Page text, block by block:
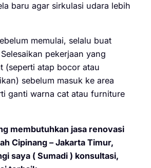
baru agar sirkulasi udara lebih
memulai, selalu buat
pekerjaan yang
(seperti atap bocor atau
sebelum masuk ke area
ganti warna cat atau furniture
membutuhkan jasa renovasi
Cipinang – Jakarta Timur,
saya ( Sumadi ) konsultasi,